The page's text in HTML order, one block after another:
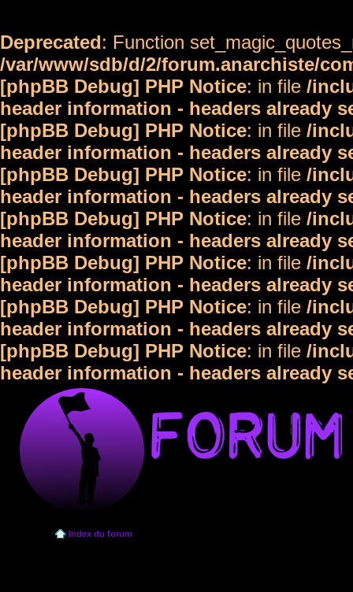
Deprecated: Function
/var/www/sdb/d/2/forum.anarchiste/
[phpBB Debug] PHP Notice: in file /
header information - headers already
[phpBB Debug] PHP Notice: in file /
header information - headers already
[phpBB Debug] PHP Notice: in file /
header information - headers already
[phpBB Debug] PHP Notice: in file /
header information - headers already
[phpBB Debug] PHP Notice: in file /
header information - headers already
[phpBB Debug] PHP Notice: in file /
header information - headers already
[phpBB Debug] PHP Notice: in file /
header information - headers already
Index du forum